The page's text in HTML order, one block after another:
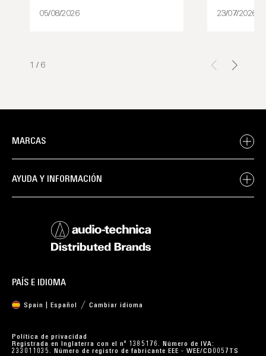
05/08/2026 23/07/2026
1 / 6
MARCAS
AYUDA Y INFORMACIÓN
PAÍS E IDIOMA
Spain | Español Cambiar idioma
Política de privacidad
Registrada en Inglaterra con el nº 1385176. Número de IVA:
233011035. Número de registro de fabricante EEE - WEE/CD0057TS